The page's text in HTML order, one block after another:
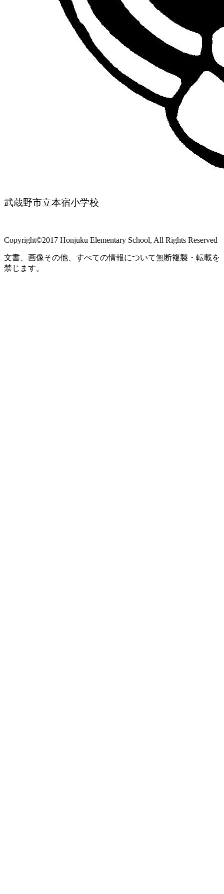
武蔵野市立本宿小学校
Copyright©2017 Honjuku Elementary School, All Rights Reserved
文書、画像その他、すべての情報について無断複製・転載を
禁じます。